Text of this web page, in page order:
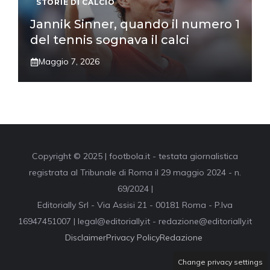
STORIE DI CALCIO
Jannik Sinner, quando il numero 1
del tennis sognava il calci
Maggio 7, 2026
Copyright © 2025 | footbola.it - testata giornalistica
registrata al Tribunale di Roma il 29 maggio 2024 - n.
69/2024 |
Editorially Srl - Via Assisi 21 - 00181 Roma - P.Iva
16947451007 | legal@editorially.it - redazione@editorially.it
DisclaimerPrivacy PolicyRedazione
Change privacy settings